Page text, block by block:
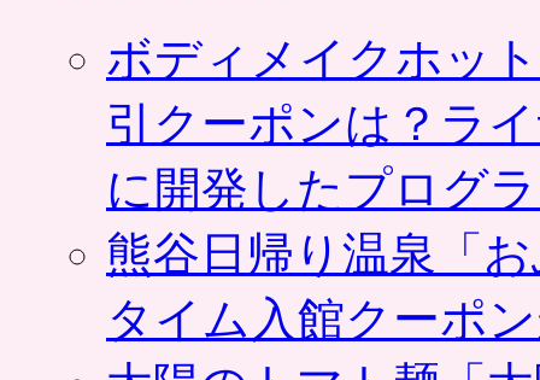
ボディメイクホッ
引クーポンは？ラ
に開発したプログ
熊谷日帰り温泉「
タイム入館クーポ